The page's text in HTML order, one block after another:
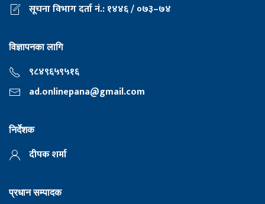
सूचना विभाग दर्ता नं.: १४४६ / ०७३–७४
विज्ञापनका लागि
९८४९६५९५१६
ad.onlinepana@gmail.com
निर्देशक
दीपक शर्मा
प्रधान सम्पादक